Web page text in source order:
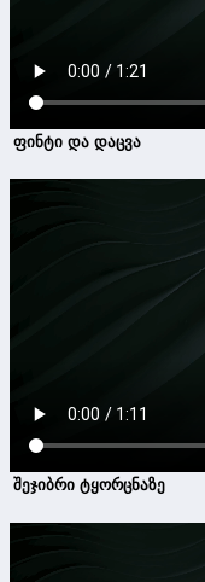
ფინტი და დაცვა
შეჯიბრი ტყორცნაზე